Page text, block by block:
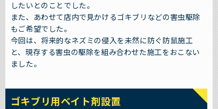
したいとのことでした。
また、あわせて店内で見かけるゴキブリなどの害虫駆除
もご希望でした。
今回は、将来的なネズミの侵入を未然に防ぐ防鼠施工
と、現存する害虫の駆除を組み合わせた施工をおこない
ました。
ゴキブリ用ベイト剤設置